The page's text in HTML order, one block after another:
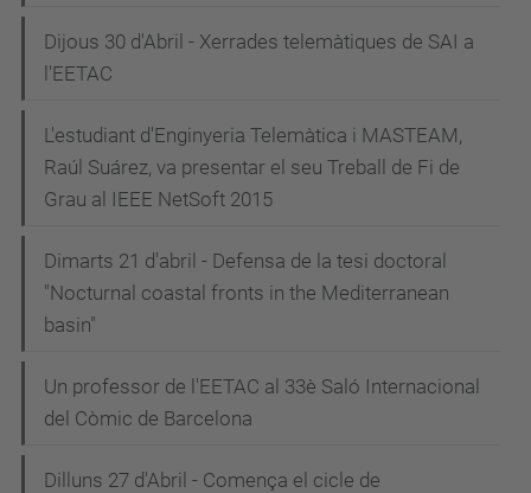
Dijous 30 d'Abril - Xerrades telemàtiques de SAI a
l'EETAC
L'estudiant d'Enginyeria Telemàtica i MASTEAM,
Raúl Suárez, va presentar el seu Treball de Fi de
Grau al IEEE NetSoft 2015
Dimarts 21 d'abril - Defensa de la tesi doctoral
"Nocturnal coastal fronts in the Mediterranean
basin"
Un professor de l'EETAC al 33è Saló Internacional
del Còmic de Barcelona
Dilluns 27 d'Abril - Comença el cicle de